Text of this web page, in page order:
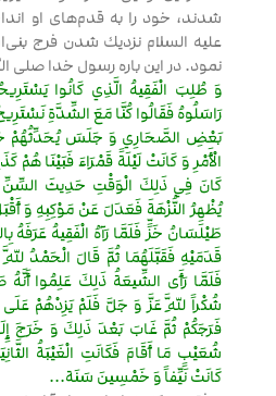
شدند، خود را به قدم‌هاى او
عليه السلام نزديك شدن فرج
نمود. در اين باره رسول خدا صلى
وَ طُلِبَ الْفَقِيهُ الَّذِي كَانُوا
رَاسَلُوهُ فَقَالُوا كُنَّا مَعَ الشِّدَّةِ
بَعْضِ الصَّحَارِي وَ جَلَسَ يُحَدِّثُهُمْ
الْأَمْرِ وَ كَانَتْ لَيْلَةً قَمْرَاءَ فَبَيْنَا
كَانَ فِي ذَلِكَ الْوَقْتِ حَدِيثَ
يُظْهِرُ النُّزْهَةَ فَعَدَلَ عَنْ مَوْكِبِهِ وَ
طَيْلَسَانُ خَزٍّ فَلَمَّا رَآهُ الْفَقِيهُ عَرَفَهُ
قَدَمَيْهِ فَقَبَّلَهُمَا ثُمَّ قَالَ الْحَمْدُ
فَلَمَّا رَأَى الشِّيعَةُ ذَلِكَ عَلِمُوا أَنَّهُ
شُكْراً لِلَّهِ عَزَّ وَ جَلَّ فَلَمْ يَزِدْهُمْ
فَرَجَكُمْ ثُمَّ غَابَ بَعْدَ ذَلِكَ وَ خَرَجَ
شُعَيْبٍ مَا أَقَامَ فَكَانَتِ الْغَيْبَةُ
كَانَتْ نَيِّفاً وَ خَمْسِينَ سَنَة...